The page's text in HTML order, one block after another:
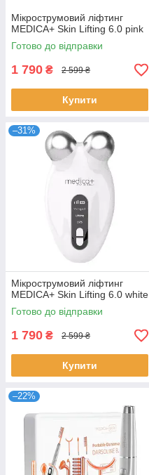
Мікрострумовий ліфтинг
MEDICA+ Skin Lifting 6.0 pink
Готово до відправки
1 790 ₴ 2 599 ₴
Купити
–31%
Мікрострумовий ліфтинг
MEDICA+ Skin Lifting 6.0 white
Готово до відправки
1 790 ₴ 2 599 ₴
Купити
–22%